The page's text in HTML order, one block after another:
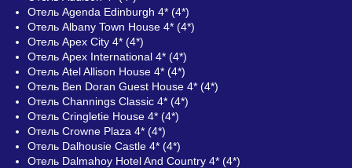
Отель Agenda Edinburgh 4* (4*)
Отель Albany Town House 4* (4*)
Отель Apex City 4* (4*)
Отель Apex International 4* (4*)
Отель Atel Allison House 4* (4*)
Отель Ben Doran Guest House 4* (4*)
Отель Channings Classic 4* (4*)
Отель Cringletie House 4* (4*)
Отель Crowne Plaza 4* (4*)
Отель Dalhousie Castle 4* (4*)
Отель Dalmahoy Hotel And Country 4* (4*)